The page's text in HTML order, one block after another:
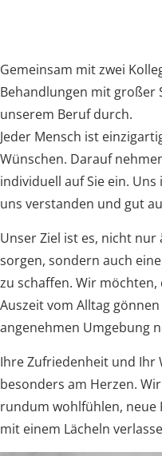
Gemeinsam mit zwei
Behandlungen mit großer
unserem Beruf durch.
Jeder Mensch ist
Wünschen. Darauf
individuell auf Sie ein. Uns
uns verstanden und gut
Unser Ziel ist es, nicht
sorgen, sondern auch
zu schaffen. Wir möchten,
Auszeit vom Alltag
angenehmen Umgebung
Ihre Zufriedenheit und Ihr
besonders am Herzen.
rundum wohlfühlen, neue
mit einem Lächeln